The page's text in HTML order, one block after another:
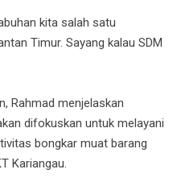
kita salah satu
Timur. Sayang kalau SDM
Rahmad menjelaskan
difokuskan untuk melayani
bongkar muat barang
Kariangau.